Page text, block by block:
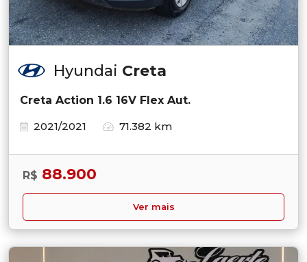
Hyundai Creta
Creta Action 1.6 16V Flex Aut.
2021/2021
71.382 km
R$ 88.900
Ver mais